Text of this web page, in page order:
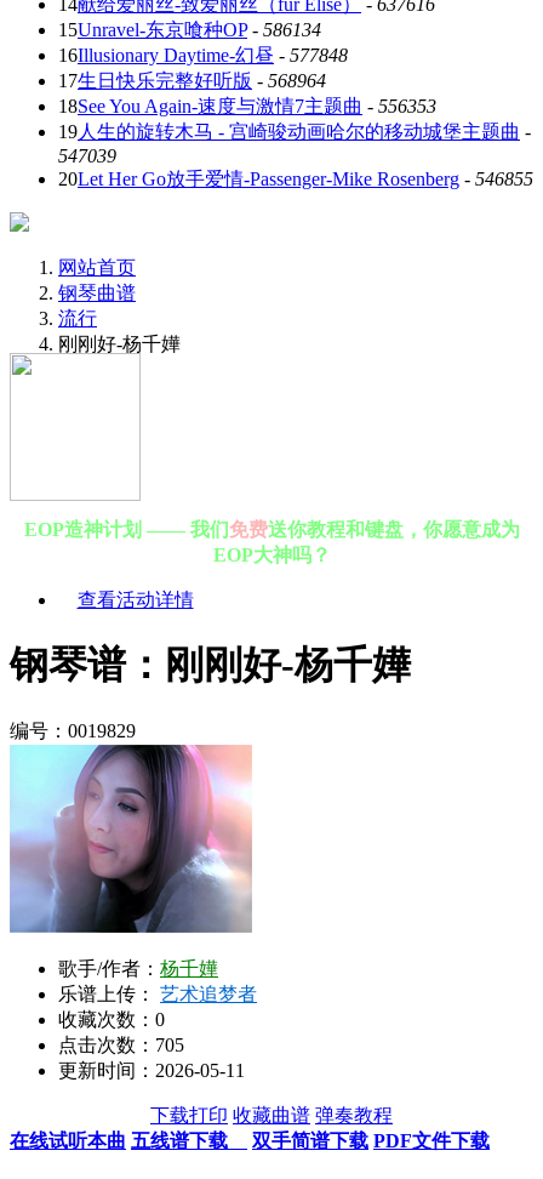
14献给爱丽丝-致爱丽丝（für Elise） - 637616
15Unravel-东京喰种OP- 586134
16Illusionary Daytime-幻昼 - 577848
17生日快乐完整好听版 - 568964
18See You Again-速度与激情7主题曲 - 556353
19人生的旋转木马 - 宫崎骏动画哈尔的移动城堡主题曲 -
547039
20Let Her Go放手爱情-Passenger-Mike Rosenberg - 546855
网站首页
钢琴曲谱
流行
刚刚好-杨千嬅
EOP造神计划 —— 我们免费送你教程和键盘，你愿意成为
EOP大神吗？
查看活动详情
钢琴谱：刚刚好-杨千嬅
编号：0019829
歌手/作者： 杨千嬅
乐谱上传： 艺术追梦者
收藏次数： 0
点击次数：705
更新时间：2026-05-11
下载打印 收藏曲谱 弹奏教程
在线试听本曲 五线谱下载 双手简谱下载 PDF文件下载